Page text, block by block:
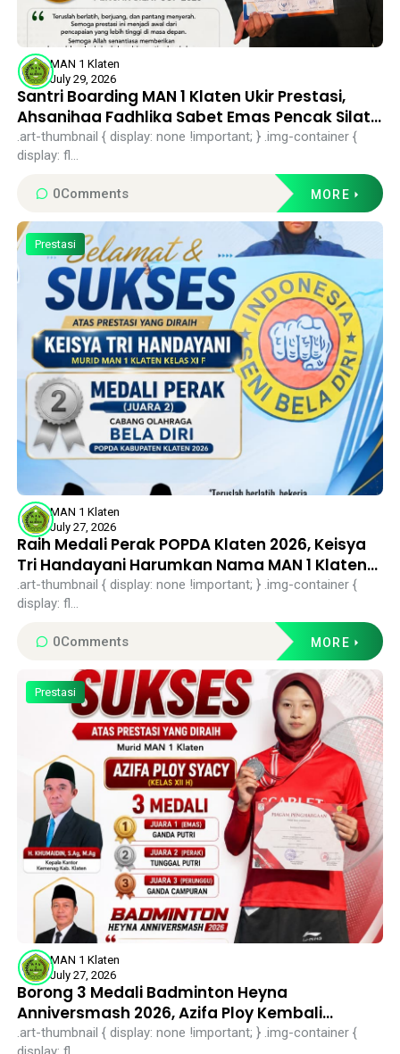
MAN 1 Klaten
July 29, 2026
Santri Boarding MAN 1 Klaten Ukir Prestasi,
Ahsanihaa Fadhlika Sabet Emas Pencak Silat
Sukoharjo Cup 2026
.art-thumbnail { display: none !important; } .img-container {
display: fl...
0Comments MORE
Prestasi
MAN 1 Klaten
July 27, 2026
Raih Medali Perak POPDA Klaten 2026, Keisya
Tri Handayani Harumkan Nama MAN 1 Klaten
di Cabor Bela Diri
.art-thumbnail { display: none !important; } .img-container {
display: fl...
0Comments MORE
Prestasi
MAN 1 Klaten
July 27, 2026
Borong 3 Medali Badminton Heyna
Anniversmash 2026, Azifa Ploy Kembali
Harumkan Nama MAN 1 Klaten
.art-thumbnail { display: none !important; } .img-container {